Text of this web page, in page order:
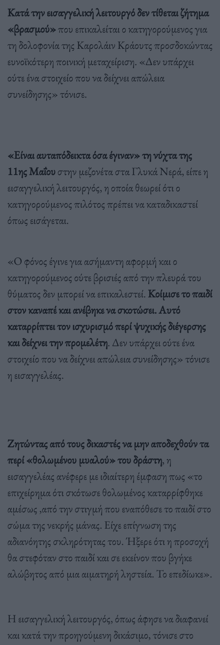
Κατά την εισαγγελική λειτουργό δεν τίθεται ζήτημα
«βρασμού»που επικαλείται ο κατηγορούμενος για
τη δολοφονία της Καρολάιν Κράουτς προσδοκώντας
ευνοϊκότερη ποινική μεταχείριση. «Δεν υπάρχει
ούτε ένα στοιχείο που να δείχνει απώλεια
συνείδησης» τόνισε.
«Είναι αυταπόδεικτα όσα έγιναν» τη νύχτα της
11ης Μαΐουστην μεζονέτα στα Γλυκά Νερά, είπε η
εισαγγελική λειτουργός, η οποία θεωρεί ότι ο
κατηγορούμενος πιλότος πρέπει να καταδικαστεί
όπως εισάγεται.
«Ο φόνος έγινε για ασήμαντη αφορμή και ο
κατηγορούμενος ούτε βρισιές από την πλευρά του
θύματος δεν μπορεί να επικαλεστεί. Κοίμισε το παιδί
στον καναπέ και ανέβηκε να σκοτώσει. Αυτό
καταρρίπτει τον ισχυρισμό περί ψυχικής διέγερσης
και δείχνει την προμελέτη. Δεν υπάρχει ούτε ένα
στοιχείο που να δείχνει απώλεια συνείδησης» τόνισε
η εισαγγελέας.
Ζητώντας από τους δικαστές να μην αποδεχθούν τα
περί «θολωμένου μυαλού» του δράστη, η
εισαγγελέας ανέφερε με ιδιαίτερη έμφαση πως «το
επιχείρημα ότι σκότωσε θολωμένος καταρρίφθηκε
αμέσως ,από την στιγμή που εναπόθεσε το παιδί στο
σώμα της νεκρής μάνας. Είχε επίγνωση της
αδιανόητης σκληρότητας του. Ήξερε ότι η προσοχή
θα στεφόταν στο παιδί και σε εκείνον που βγήκε
αλώβητος από μια αιματηρή ληστεία. Το επεδίωκε».
Η εισαγγελική λειτουργός, όπως άφησε να διαφανεί
και κατά την προηγούμενη δικάσιμο, τόνισε στο